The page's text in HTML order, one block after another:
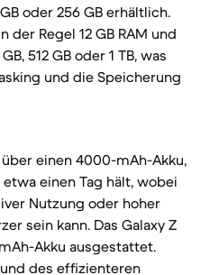
oder 256 GB erhältlich.
der Regel 12 GB RAM und
512 GB oder 1 TB, was
und die Speicherung
über einen 4000-mAh-Akku,
einen Tag hält, wobei
Nutzung oder hoher
sein kann. Das Galaxy Z
Akku ausgestattet.
des effizienteren